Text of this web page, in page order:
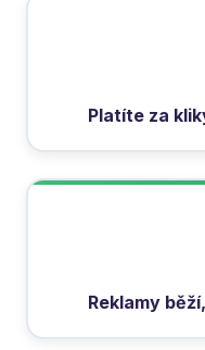
Platíte za
Reklamy